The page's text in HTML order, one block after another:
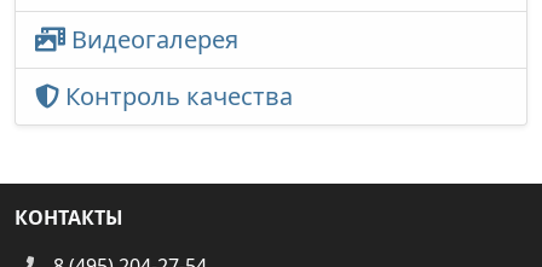
Видеогалерея
Контроль качества
КОНТАКТЫ